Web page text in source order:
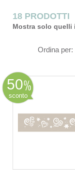
18 PRODOTTI
Mostra solo quelli
Ordina per:
50
sconto